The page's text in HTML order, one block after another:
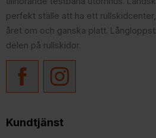
perfekt ställe att ha ett
året om och ganska platt.
delen på rullskidor.
Kundtjänst